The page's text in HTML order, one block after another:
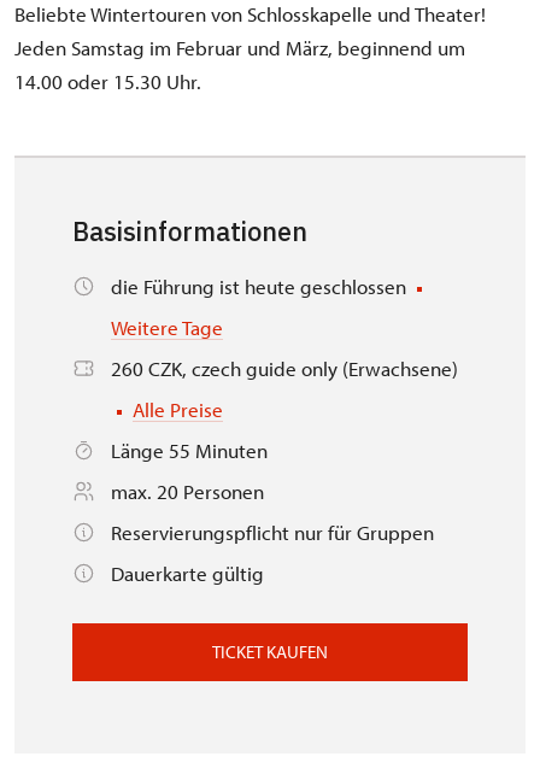
Beliebte Wintertouren von Schlosskapelle und Theater!
Jeden Samstag im Februar und März, beginnend um
14.00 oder 15.30 Uhr.
Basisinformationen
die Führung ist heute geschlossen
Weitere Tage
260 CZK, czech guide only (Erwachsene)
Alle Preise
Länge 55 Minuten
max. 20 Personen
Reservierungspflicht nur für Gruppen
Dauerkarte gültig
TICKET KAUFEN